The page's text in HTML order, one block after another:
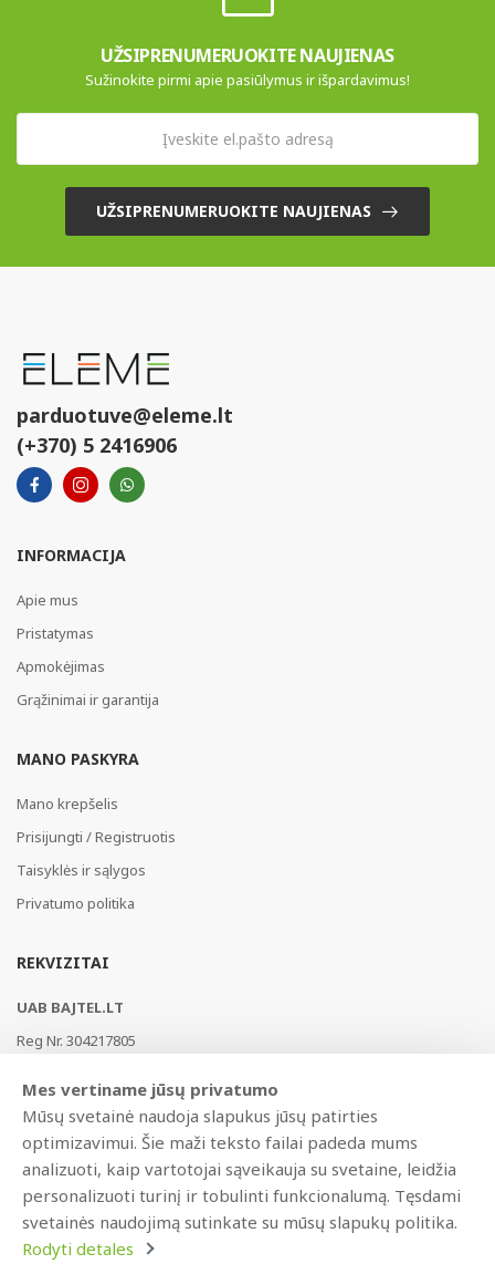
UŽSIPRENUMERUOKITE NAUJIENAS
Sužinokite pirmi apie pasiūlymus ir išpardavimus!
UŽSIPRENUMERUOKITE NAUJIENAS
parduotuve@eleme.lt
(+370) 5 2416906
INFORMACIJA
Apie mus
Pristatymas
Apmokėjimas
Grąžinimai ir garantija
MANO PASKYRA
Mano krepšelis
Prisijungti / Registruotis
Taisyklės ir sąlygos
Privatumo politika
REKVIZITAI
UAB BAJTEL.LT
Reg Nr. 304217805
Swedbank, HABALT22
LT177300010146217453
Mes vertiname jūsų privatumo
Mūsų svetainė naudoja slapukus jūsų patirties
optimizavimui. Šie maži teksto failai padeda mums
analizuoti, kaip vartotojai sąveikauja su svetaine, leidžia
personalizuoti turinį ir tobulinti funkcionalumą. Tęsdami
svetainės naudojimą sutinkate su mūsų slapukų politika.
Rodyti detales